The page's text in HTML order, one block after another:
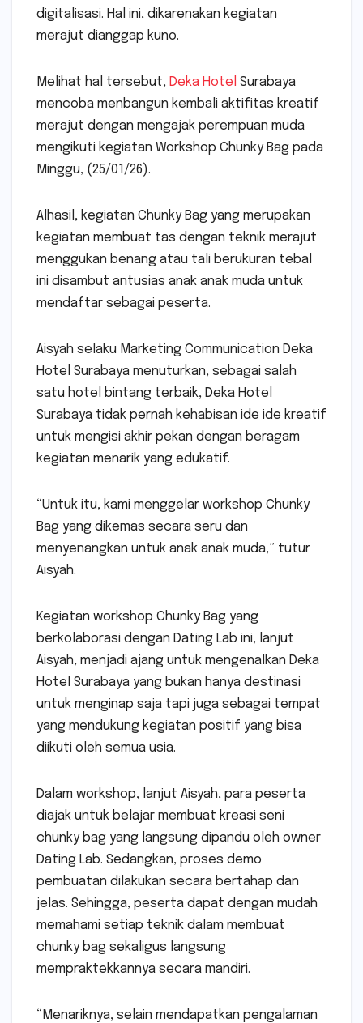
digitalisasi. Hal ini, dikarenakan kegiatan
merajut dianggap kuno.
Melihat hal tersebut, Deka Hotel Surabaya
mencoba menbangun kembali aktifitas kreatif
merajut dengan mengajak perempuan muda
mengikuti kegiatan Workshop Chunky Bag pada
Minggu, (25/01/26).
Alhasil, kegiatan Chunky Bag yang merupakan
kegiatan membuat tas dengan teknik merajut
menggukan benang atau tali berukuran tebal
ini disambut antusias anak anak muda untuk
mendaftar sebagai peserta.
Aisyah selaku Marketing Communication Deka
Hotel Surabaya menuturkan, sebagai salah
satu hotel bintang terbaik, Deka Hotel
Surabaya tidak pernah kehabisan ide ide kreatif
untuk mengisi akhir pekan dengan beragam
kegiatan menarik yang edukatif.
“Untuk itu, kami menggelar workshop Chunky
Bag yang dikemas secara seru dan
menyenangkan untuk anak anak muda,” tutur
Aisyah.
Kegiatan workshop Chunky Bag yang
berkolaborasi dengan Dating Lab ini, lanjut
Aisyah, menjadi ajang untuk mengenalkan Deka
Hotel Surabaya yang bukan hanya destinasi
untuk menginap saja tapi juga sebagai tempat
yang mendukung kegiatan positif yang bisa
diikuti oleh semua usia.
Dalam workshop, lanjut Aisyah, para peserta
diajak untuk belajar membuat kreasi seni
chunky bag yang langsung dipandu oleh owner
Dating Lab. Sedangkan, proses demo
pembuatan dilakukan secara bertahap dan
jelas. Sehingga, peserta dapat dengan mudah
memahami setiap teknik dalam membuat
chunky bag sekaligus langsung
mempraktekkannya secara mandiri.
“Menariknya, selain mendapatkan pengalaman